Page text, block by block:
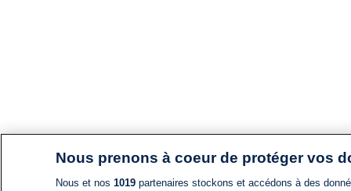
Nous prenons à coeur de protéger vos
Nous et nos 1019partenaires stockons et accédons à des